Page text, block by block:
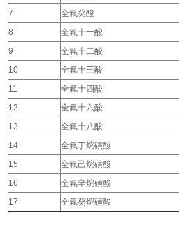
7
全氟癸酸
8
全氟十一酸
9
全氟十二酸
10
全氟十三酸
11
全氟十四酸
12
全氟十六酸
13
全氟十八酸
14
全氟丁烷磺酸
15
全氟己烷磺酸
16
全氟辛烷磺酸
17
全氟癸烷磺酸